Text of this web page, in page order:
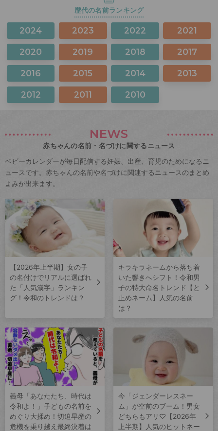
歴代の名前ランキング
2024 2023 2022 2021
2020 2019 2018 2017
2016 2015 2014 2013
2012 2011 2010
NEWS
赤ちゃんの名前・名づけに関するニュース
ベビーカレンダーが毎日配信する妊娠、出産、育児のためになるニ
ュースです。赤ちゃんの名前や名づけに関連するニュースのまとめ
よみが出来ます。
【2026年上半期】女の子
の名付けでリアルに選ばれ
た「人気漢字」ランキン
グ！令和のトレンドは？
キラキラネームから落ち着
いた響きへシフト！令和男
子の特大命名トレンド【と
止めネーム】人気の名前
は？
義母「あなたたち、時代は
令和よ！」子どもの名前を
めぐり大揉め！切迫早産の
危機を乗り越え最終決着は
今「ジェンダーレスネー
ム」が空前のブーム！男女
どちらもアリ♡【2026年
上半期】人気のヒットネー